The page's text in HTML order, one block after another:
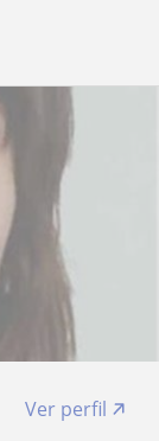
Ver perfil